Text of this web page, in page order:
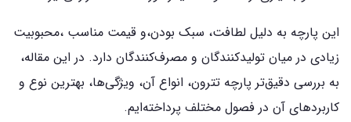
این پارچه به دلیل لطافت، سبک بودن،و قیمت مناسب ،محبوبیت
زیادی در میان تولیدکنندگان و مصرف‌کنندگان دارد. در این مقاله،
به بررسی دقیق‌تر پارچه تترون، انواع آن، ویژگی‌ها، بهترین نوع و
کاربردهای آن در فصول مختلف پرداخته‌ایم.